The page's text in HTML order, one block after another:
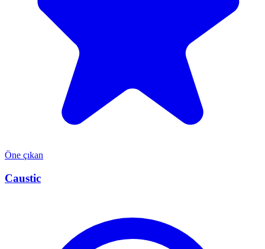
Öne çıkan
Caustic